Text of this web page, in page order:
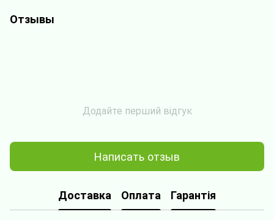
Отзывы
Додайте перший відгук
Написать отзыв
Доставка Оплата Гарантія